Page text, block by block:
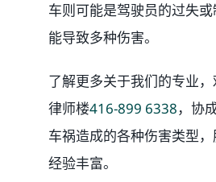
车则可能是驾驶员的过失
能导致多种伤害。
了解更多关于我们的专业
律师楼416-899 6338，协
车祸造成的各种伤害类型
经验丰富。